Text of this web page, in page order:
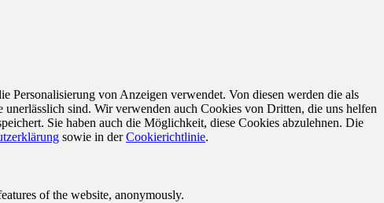
Personalisierung von Anzeigen verwendet. Von diesen werden die als
sind. Wir verwenden auch Cookies von Dritten, die uns helfen
Sie haben auch die Möglichkeit, diese Cookies abzulehnen. Die
sowie in derCookierichtlinie.
of the website, anonymously.